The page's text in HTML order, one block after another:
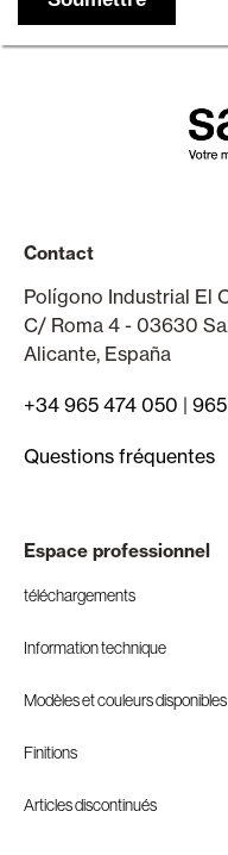
Contact
Polígono Industrial El
C/ Roma 4 - 03630
Alicante, España
+34 965 474 050 |
Questions fréquentes
Espace professionnel
téléchargements
Information technique
Modèles et couleurs disponibles
Finitions
Articles discontinués